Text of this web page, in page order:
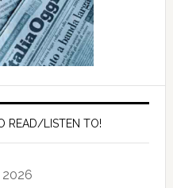
READ/LISTEN TO!